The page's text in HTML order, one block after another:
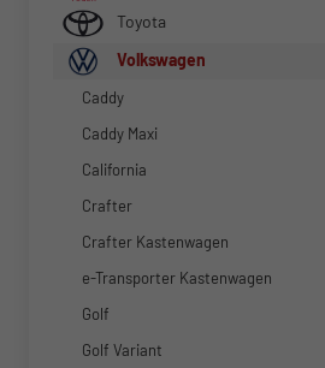
Toyota
Volkswagen
Caddy
Caddy Maxi
California
Crafter
Crafter Kastenwagen
e-Transporter Kastenwagen
Golf
Golf Variant